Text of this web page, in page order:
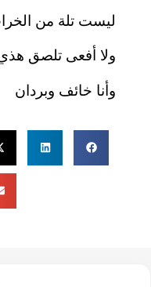
ليست تلة من
ولا أفعى تلصق
وأنا خائف وبردان